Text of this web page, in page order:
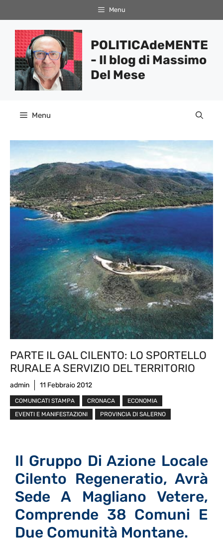
al
contenuto
Menu
POLITICAdeMENTE
- Il blog di Massimo
Del Mese
Menu
PARTE IL GAL CILENTO: LO SPORTELLO
RURALE A SERVIZIO DEL TERRITORIO
admin 11 Febbraio 2012
COMUNICATI STAMPA CRONACA
ECONOMIA
EVENTI E MANIFESTAZIONI
PROVINCIA DI SALERNO
Il Gruppo Di Azione Locale
Cilento Regeneratio, Avrà
Sede A Magliano Vetere,
Comprende 38 Comuni E
Due Comunità Montane.